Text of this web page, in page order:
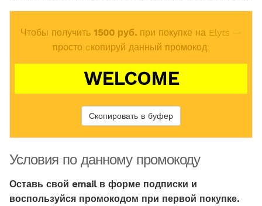
Чтобы получить 1500 руб.при покупке на Elyts —
просто cкопируй данный промокод:
WELCOME
Скопировать в буфер
Условия по данному промокоду
Оставь свой email в форме подписки и
воспользуйся промокодом при первой покупке.